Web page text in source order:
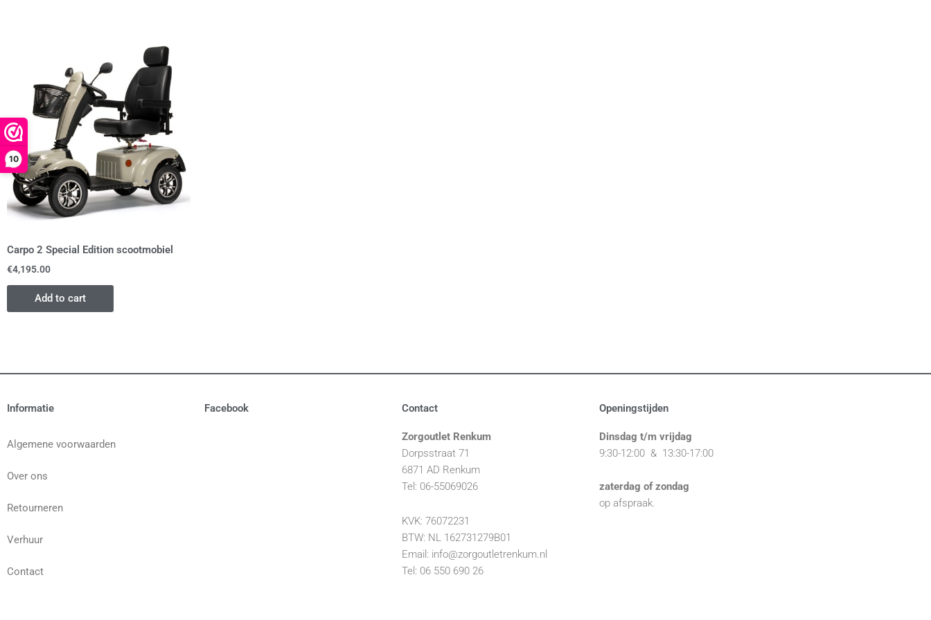
10
Carpo 2 Special Edition scootmobiel
€4,195.00
Add to cart
Informatie
Algemene voorwaarden
Over ons
Retourneren
Verhuur
Contact
Facebook Contact
Zorgoutlet Renkum
Dorpsstraat 71
6871 AD Renkum
Tel: 06-55069026
KVK: 76072231
BTW: NL 162731279B01
Email: info@zorgoutletrenkum.nl
Tel: 06 550 690 26
Openingstijden
Dinsdag t/m vrijdag
9:30-12:00 & 13:30-17:00
zaterdag of zondag
op afspraak.